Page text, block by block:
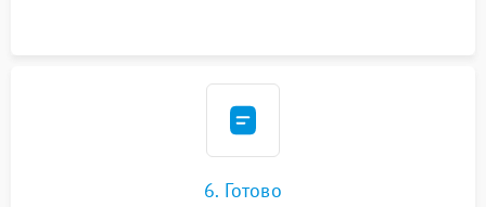
6. Готово